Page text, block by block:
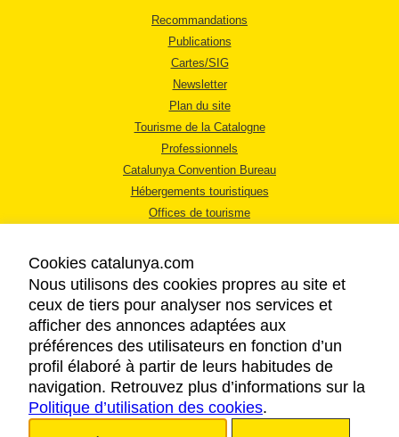
Recommandations
Publications
Cartes/SIG
Newsletter
Plan du site
Tourisme de la Catalogne
Professionnels
Catalunya Convention Bureau
Hébergements touristiques
Offices de tourisme
MENTIONS LÉGALES
RÈGLES DE CONFIDENTIALITÉ
COOKIES
ACCESSIBILITÉ
Cookies catalunya.com
Nous utilisons des cookies propres au site et
ceux de tiers pour analyser nos services et
afficher des annonces adaptées aux
préférences des utilisateurs en fonction d’un
profil élaboré à partir de leurs habitudes de
navigation. Retrouvez plus d’informations sur la
Politique d’utilisation des cookies.